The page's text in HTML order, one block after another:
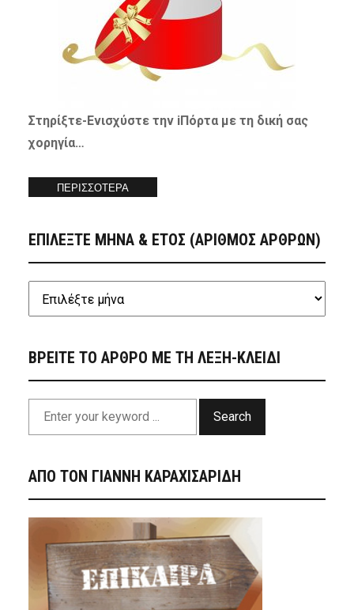
Στηρίξτε-Ενισχύστετην iΠόρτα με τη δική σας
χορηγία…
ΠΕΡΙΣΣΟΤΕΡΑ
ΕΠΙΛΕΞΤΕ ΜΗΝΑ & ΕΤΟΣ (ΑΡΙΘΜΟΣ ΑΡΘΡΩΝ)
ΒΡΕΙΤΕ ΤΟ ΑΡΘΡΟ ΜΕ ΤΗ ΛΕΞΗ-ΚΛΕΙΔΙ
Search
ΑΠΟ ΤΟΝ ΓΙΑΝΝΗ ΚΑΡΑΧΙΣΑΡΙΔΗ